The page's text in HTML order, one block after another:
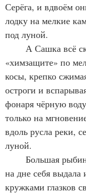
Серёга, и вдвоём
лодку на мелкие
под луной.
«химзащите» по
косы, крепко
остроги и
фонаря чёрную
только на
вдоль русла реки,
луной.
на дне себя выдала
кружками глазков